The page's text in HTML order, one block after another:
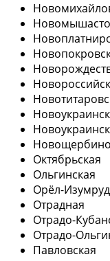
Новороссийск
Октябрьская
Ольгинская
Орёл-Изумруд
Отрадная
Отрадо-
Отрадо-
Павловская